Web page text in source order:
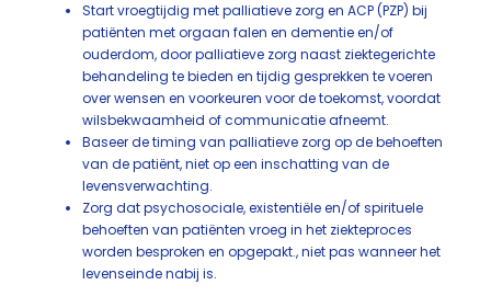
Start vroegtijdig met palliatieve zorg en ACP (PZP) bij
patiënten met orgaan falen en dementie en/of
ouderdom, door palliatieve zorg naast ziektegerichte
behandeling te bieden en tijdig gesprekken te voeren
over wensen en voorkeuren voor de toekomst, voordat
wilsbekwaamheid of communicatie afneemt.
Baseer de timing van palliatieve zorg op de behoeften
van de patiënt, niet op een inschatting van de
levensverwachting.
Zorg dat psychosociale, existentiële en/of spirituele
behoeften van patiënten vroeg in het ziekteproces
worden besproken en opgepakt., niet pas wanneer het
levenseinde nabij is.